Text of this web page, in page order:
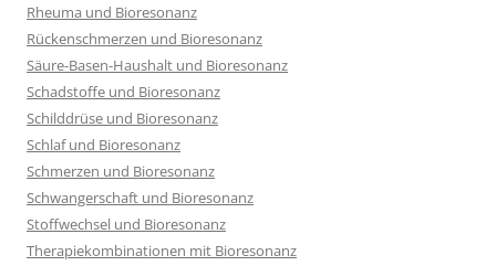
Rheuma und Bioresonanz
Rückenschmerzen und Bioresonanz
Säure-Basen-Haushalt und Bioresonanz
Schadstoffe und Bioresonanz
Schilddrüse und Bioresonanz
Schlaf und Bioresonanz
Schmerzen und Bioresonanz
Schwangerschaft und Bioresonanz
Stoffwechsel und Bioresonanz
Therapiekombinationen mit Bioresonanz